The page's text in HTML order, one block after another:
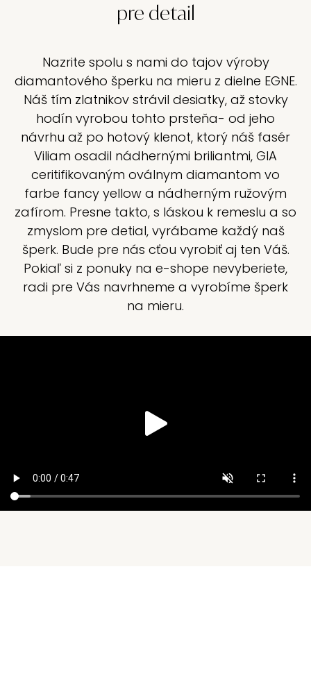
pre detail
Nazrite spolu s nami do tajov výroby
diamantového šperku na mieru z dielne EGNE.
Náš tím zlatnikov strávil desiatky, až stovky
hodín vyrobou tohto prsteňa- od jeho
návrhu až po hotový klenot, ktorý náš fasér
Viliam osadil nádhernými briliantmi, GIA
ceritifikovaným oválnym diamantom vo
farbe fancy yellow a nádherným ružovým
zafírom. Presne takto, s láskou k remeslu a so
zmyslom pre detial, vyrábame každý naš
šperk. Bude pre nás cťou vyrobiť aj ten Váš.
Pokiaľ si z ponuky na e-shope nevyberiete,
radi pre Vás navrhneme a vyrobíme šperk
na mieru.